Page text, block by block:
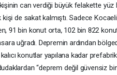
can verdiği büyük felakette yüz
kişi de sakat kalmıştı. Sadece
91 bin konut orta, 102 bin 822
uğradı. Depremin ardından
konutlar yapılana kadar
“deprem değil güvensiz